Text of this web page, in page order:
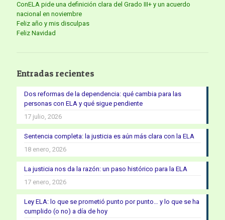
ConELA pide una definición clara del Grado III+ y un acuerdo
nacional en noviembre
Feliz año y mis disculpas
Feliz Navidad
Entradas recientes
Dos reformas de la dependencia: qué cambia para las
personas con ELA y qué sigue pendiente
17 julio, 2026
Sentencia completa: la justicia es aún más clara con la ELA
18 enero, 2026
La justicia nos da la razón: un paso histórico para la ELA
17 enero, 2026
Ley ELA: lo que se prometió punto por punto… y lo que se ha
cumplido (o no) a día de hoy